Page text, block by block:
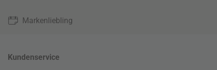
Markenliebling
Kundenservice